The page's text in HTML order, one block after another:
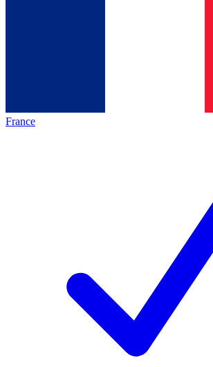
France